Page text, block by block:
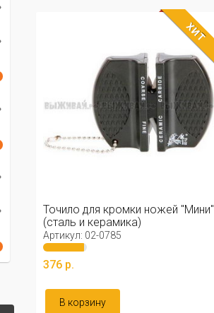
ХИТ
Точило для кромки ножей "Мини"
(сталь и керамика)
Артикул: 02-0785
376 р.
В корзину